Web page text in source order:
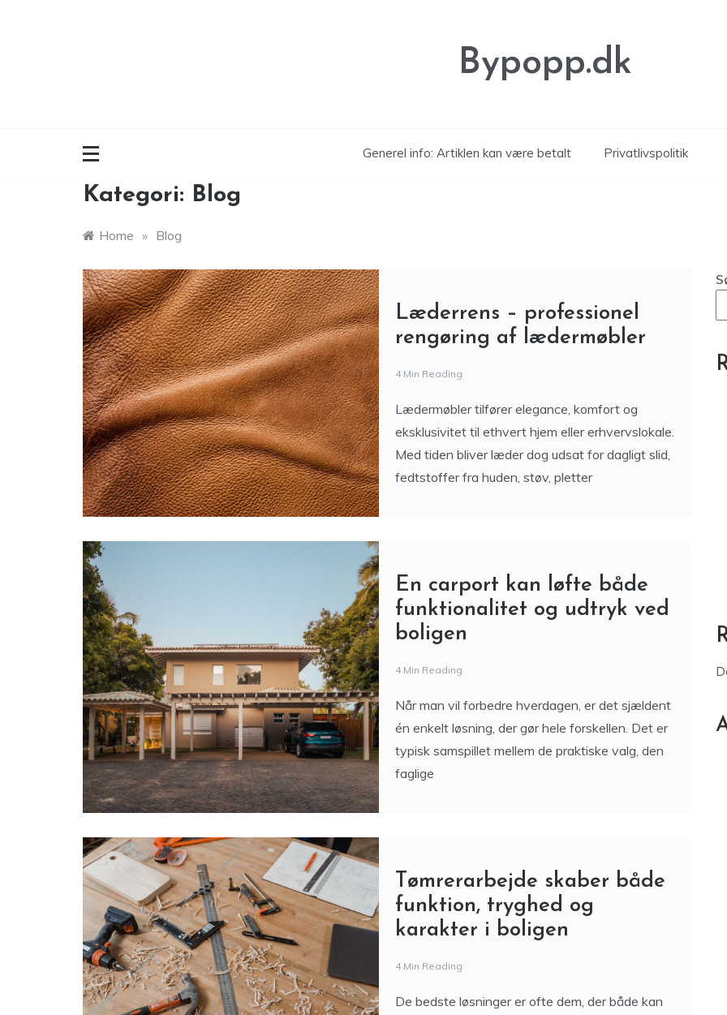
Bypopp.dk
Generel info: Artiklen kan være betalt Privatlivspolitik
Kategori: Blog
Home » Blog
Læderrens – professionel
rengøring af lædermøbler
4 Min Reading
Lædermøbler tilfører elegance, komfort og
eksklusivitet til ethvert hjem eller erhvervslokale.
Med tiden bliver læder dog udsat for dagligt slid,
fedtstoffer fra huden, støv, pletter
En carport kan løfte både
funktionalitet og udtryk ved
boligen
4 Min Reading
Når man vil forbedre hverdagen, er det sjældent
én enkelt løsning, der gør hele forskellen. Det er
typisk samspillet mellem de praktiske valg, den
faglige
Tømrerarbejde skaber både
funktion, tryghed og
karakter i boligen
4 Min Reading
De bedste løsninger er ofte dem, der både kan